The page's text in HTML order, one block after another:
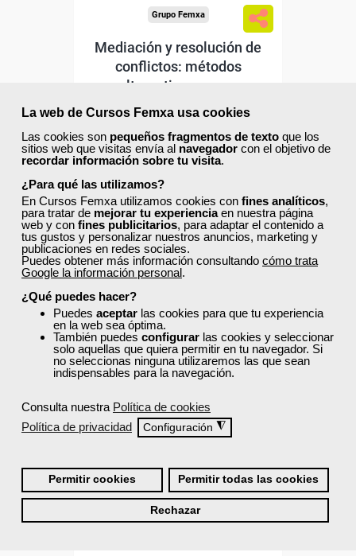
La web de Cursos Femxa usa cookies
Las cookies son pequeños fragmentos de texto que los
sitios web que visitas envía al navegador con el objetivo de
recordar información sobre tu visita.
¿Para qué las utilizamos?
En Cursos Femxa utilizamos cookies con fines analíticos,
para tratar de mejorar tu experienciaen nuestra página
web y con fines publicitarios, para adaptar el contenido a
tus gustos y personalizar nuestros anuncios, marketing y
publicaciones en redes sociales.
Puedes obtener más información consultando cómo trata
Google la información personal.
¿Qué puedes hacer?
Puedes aceptar las cookies para que tu experiencia
en la web sea óptima.
También puedes configurar las cookies y seleccionar
solo aquellas que quiera permitir en tu navegador. Si
no seleccionas ninguna utilizaremos las que sean
indispensables para la navegación.
Consulta nuestra Política de cookies
Política de privacidad
Configuración ◮
Permitir cookies Permitir todas las cookies
Rechazar
Grupo Femxa
Mediación y resolución de
conflictos: métodos
alternativos para...
Curso Gratuito
Online (toda España)
Matrícula cerrada
0 24
ONLINE
Grupo Femxa
Ciberseguridad laboral y